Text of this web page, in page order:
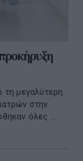
τη μεγαλύτερη
στην
όλες ...